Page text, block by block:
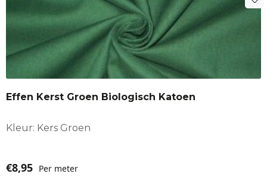
Effen Kerst Groen Biologisch Katoen
Kleur: Kers Groen
€8,95 Per meter